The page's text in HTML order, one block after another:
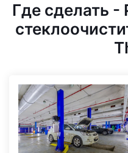
Где сделать -